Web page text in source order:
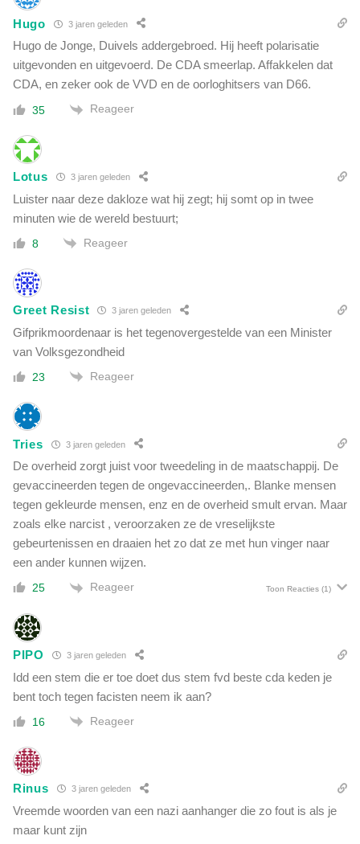
Hugo 3 jaren geleden
Hugo de Jonge, Duivels addergebroed. Hij heeft polarisatie
uitgevonden en uitgevoerd. De CDA smeerlap. Affakkelen dat
CDA, en zeker ook de VVD en de oorloghitsers van D66.
35 Reageer
Lotus 3 jaren geleden
Luister naar deze dakloze wat hij zegt; hij somt op in twee
minuten wie de wereld bestuurt;
8 Reageer
Greet Resist 3 jaren geleden
Gifprikmoordenaar is het tegenovergestelde van een Minister
van Volksgezondheid
23 Reageer
Tries 3 jaren geleden
De overheid zorgt juist voor tweedeling in de maatschappij. De
gevaccineerden tegen de ongevaccineerden,. Blanke mensen
tegen gekleurde mensen, enz en de overheid smult ervan. Maar
zoals elke narcist , veroorzaken ze de vreselijkste
gebeurtenissen en draaien het zo dat ze met hun vinger naar
een ander kunnen wijzen.
25 Reageer Toon Reacties (1)
PIPO 3 jaren geleden
Idd een stem die er toe doet dus stem fvd beste cda keden je
bent toch tegen facisten neem ik aan?
16 Reageer
Rinus 3 jaren geleden
Vreemde woorden van een nazi aanhanger die zo fout is als je
maar kunt zijn